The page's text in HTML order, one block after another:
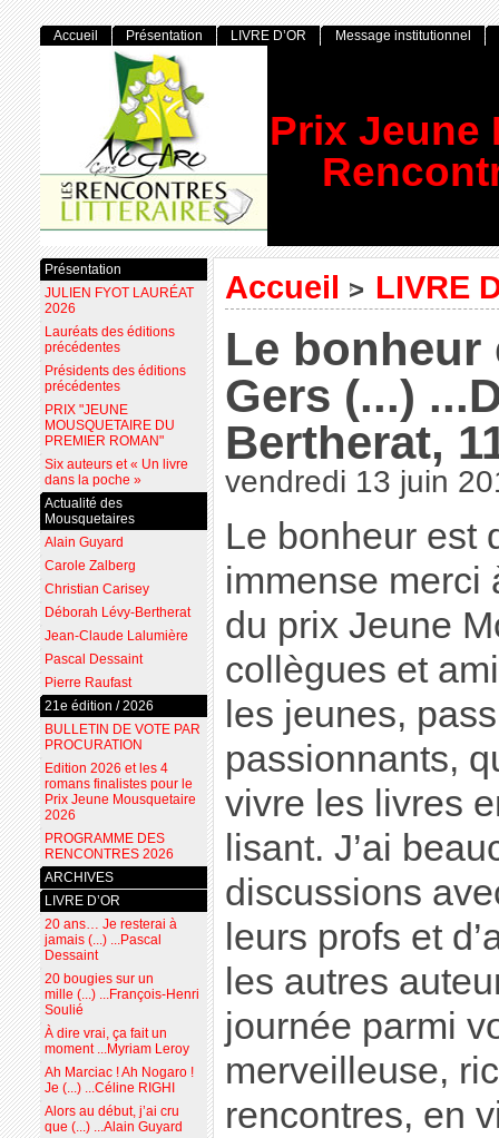
Prix Jeune
Accueil > LIVRE
Le bonheur
Gers (...)
Bertherat,
vendredi 13 juin
Le bonheur est
immense merci
du prix Jeune
collègues et
les jeunes,
passionnants,
vivre les livres
lisant. J’ai
discussions
leurs profs et
les autres
journée parmi
merveilleuse,
rencontres, en
Accueil Présentation LIVRE D’OR Message institutionnel
Présentation
JULIEN FYOT LAURÉAT
2026
Lauréats des éditions
précédentes
Présidents des éditions
précédentes
PRIX "JEUNE
MOUSQUETAIRE DU
PREMIER ROMAN"
Six auteurs et « Un livre
dans la poche »
Actualité des
Mousquetaires
Alain Guyard
Carole Zalberg
Christian Carisey
Déborah Lévy-Bertherat
Jean-Claude Lalumière
Pascal Dessaint
Pierre Raufast
21e édition / 2026
BULLETIN DE VOTE PAR
PROCURATION
Edition 2026 et les 4
romans finalistes pour le
Prix Jeune Mousquetaire
2026
PROGRAMME DES
RENCONTRES 2026
ARCHIVES
LIVRE D’OR
20 ans… Je resterai à
jamais (...) ...Pascal
Dessaint
20 bougies sur un
mille (...) ...François-Henri
Soulié
À dire vrai, ça fait un
moment ...Myriam Leroy
Ah Marciac ! Ah Nogaro !
Je (...) ...Céline RIGHI
Alors au début, j’ai cru
que (...) ...Alain Guyard